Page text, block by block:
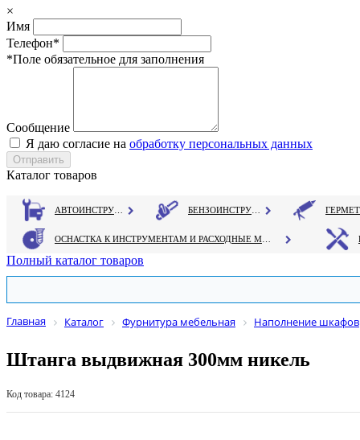
×
Имя
Телефон*
*Поле обязательное для заполнения
Сообщение
Я даю согласие на обработку персональных данных
Каталог товаров
Полный каталог товаров
Главная Каталог Фурнитура мебельная Наполнение шкафов
Штанга выдвижная 300мм никель
Код товара: 4124